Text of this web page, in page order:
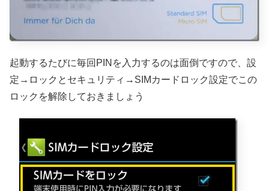
起動するたびに毎回PINを入力するのは面倒ですので、設
定→ロックとセキュリティ→SIMカードロック設定でこの
ロックを解除しておきましょう